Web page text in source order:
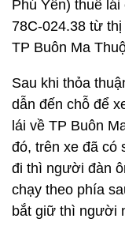
Phú Yên) thuê
78C-024.38 từ
TP Buôn Ma
Sau khi thỏa
dẫn đến chỗ để
lái về TP Buôn
đó, trên xe đã có
đi thì người đàn
chạy theo phía
bắt giữ thì người